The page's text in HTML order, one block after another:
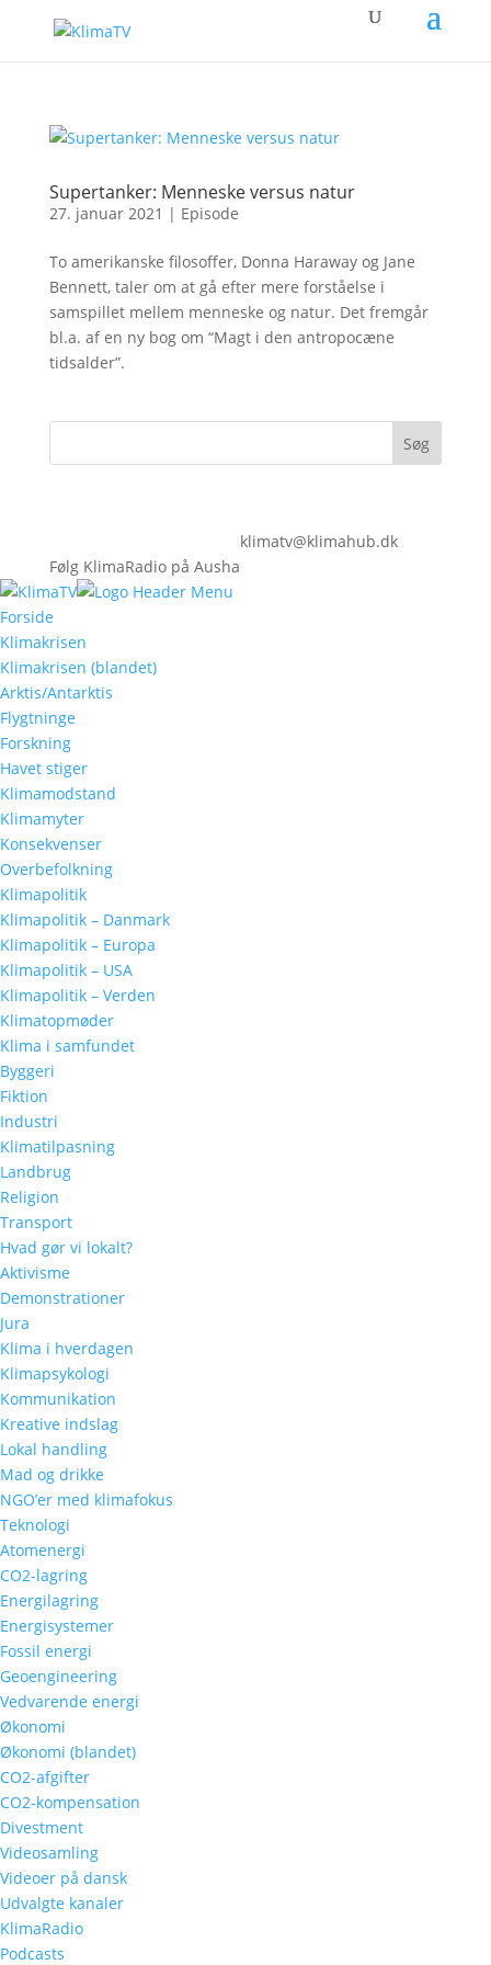
Supertanker: Menneske versus natur
27. januar 2021 | Episode
To amerikanske filosoffer, Donna Haraway og Jane
Bennett, taler om at gå efter mere forståelse i
samspillet mellem menneske og natur. Det fremgår
bl.a. af en ny bog om “Magt i den antropocæne
tidsalder”.
Følg KlimaRadio på Ausha
klimatv@klimahub.dk
Forside
Klimakrisen
Klimakrisen (blandet)
Arktis/Antarktis
Flygtninge
Forskning
Havet stiger
Klimamodstand
Klimamyter
Konsekvenser
Overbefolkning
Klimapolitik
Klimapolitik – Danmark
Klimapolitik – Europa
Klimapolitik – USA
Klimapolitik – Verden
Klimatopmøder
Klima i samfundet
Byggeri
Fiktion
Industri
Klimatilpasning
Landbrug
Religion
Transport
Hvad gør vi lokalt?
Aktivisme
Demonstrationer
Jura
Klima i hverdagen
Klimapsykologi
Kommunikation
Kreative indslag
Lokal handling
Mad og drikke
NGO’er med klimafokus
Teknologi
Atomenergi
CO2-lagring
Energilagring
Energisystemer
Fossil energi
Geoengineering
Vedvarende energi
Økonomi
Økonomi (blandet)
CO2-afgifter
CO2-kompensation
Divestment
Videosamling
Videoer på dansk
Udvalgte kanaler
KlimaRadio
Podcasts